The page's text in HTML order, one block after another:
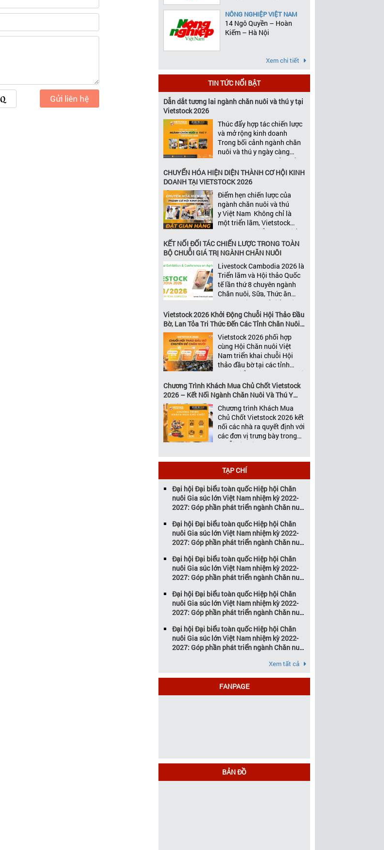
NÔNG NGHIỆP VIỆT NAM
14 Ngô Quyền – Hoàn
Kiếm – Hà Nội
Xem chi tiết
TIN TỨC NỔI BẬT
Dẫn dắt tương lai ngành chăn nuôi và thú y tại
Vietstock 2026
Thúc đẩy hợp tác chiến lược
và mở rộng kinh doanh
Trong bối cảnh ngành chăn
nuôi và thú y ngày càng
cạnh tranh, tăng trưởng bền
vững không chỉ phụ thuộc
vào chất lượng sản phẩm
còn được thúc đẩy bởi khả
năng xây dựng các mối quan
[…]
CHUYỂN HÓA HIỆN DIỆN THÀNH CƠ HỘI KINH
DOANH TẠI VIETSTOCK 2026
Điểm hẹn chiến lược của
ngành chăn nuôi và thú
y Việt Nam Không chỉ là
một triển lãm, Vietstock
2026 còn là điểm hẹn chiến
lược của ngành. Quy tụ
những đơn vị kinh doanh
hàng đầu, những lãnh
đạo và nhà cung cấp trong
chuỗi giá
trị ngành, Vietstock mang
đến nền tảng kết nối toàn
giá trị […]
KẾT NỐI ĐỐI TÁC CHIẾN LƯỢC TRONG TOÀN
BỘ CHUỖI GIÁ TRỊ NGÀNH CHĂN NUÔI
Livestock Cambodia 2026 là
Triển lãm và Hội thảo Quốc
tế lần thứ 8 chuyên ngành
Chăn nuôi, Sữa, Thức ăn
chăn nuôi và Chế biến thịt
tại Campuchia. Đây được
đánh giá là một trong những
niên uy tín và đáng chú ý
nhất của ngành nông nghiệp
– chăn […]
Vietstock 2026 Khởi Động Chuỗi Hội Thảo Đầu
Bờ, Lan Tỏa Tri Thức Đến Các Tỉnh Chăn Nuôi
Trọng Điểm
Vietstock 2026 phối hợp
cùng Hội Chăn nuôi Việt
Nam triển khai chuỗi Hội
thảo đầu bờ tại các tỉnh
trọng điểm ngành chăn nuôi
Không chỉ là nền tảng giao
thương hàng đầu của ngành
chăn nuôi và thú y, Vietstock
còn là triển lãm duy nhất tại
Việt Nam tổ chức thường
niên […]
Chương Trình Khách Mua Chủ Chốt Vietstock
2026 – Kết Nối Ngành Chăn Nuôi Và Thú Y
Việt Nam Và Đông Nam ÁChương trình Khách Mua
Chủ Chốt Vietstock 2026 kết
nối các nhà ra quyết định với
các đơn vị trưng bày trong
chuỗi giá trị ngành chăn
năm đồng hành cùng sự
phát triển của ngành chăn
nuôi Việt Nam, Vietstock đã
khẳng định vị thế là triển […]
TẠP CHÍ
Đại hội Đại biểu toàn quốc Hiệp hội Chăn
nuôi Gia súc lớn Việt Nam nhiệm kỳ 2022-
2027: Góp phần phát triển ngành Chăn nuôi
Đại hội Đại biểu toàn quốc Hiệp hội Chăn
nuôi Gia súc lớn Việt Nam nhiệm kỳ 2022-
2027: Góp phần phát triển ngành Chăn nuôi
Đại hội Đại biểu toàn quốc Hiệp hội Chăn
nuôi Gia súc lớn Việt Nam nhiệm kỳ 2022-
2027: Góp phần phát triển ngành Chăn nuôi
Đại hội Đại biểu toàn quốc Hiệp hội Chăn
nuôi Gia súc lớn Việt Nam nhiệm kỳ 2022-
2027: Góp phần phát triển ngành Chăn nuôi
Đại hội Đại biểu toàn quốc Hiệp hội Chăn
nuôi Gia súc lớn Việt Nam nhiệm kỳ 2022-
2027: Góp phần phát triển ngành Chăn nuôi
Xem tất cả
FANPAGE
BẢN ĐỒ